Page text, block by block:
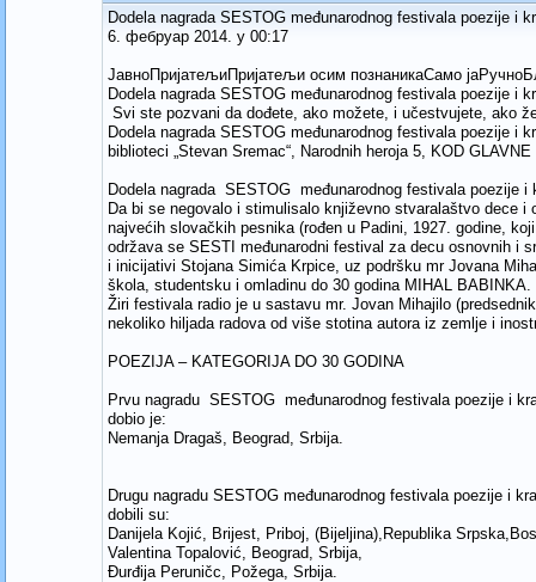
Dodela nagrada SESTOG međunarodnog festivala poezije i
6. фебруар 2014. у 00:17
ЈавноПријатељиПријатељи осим познаникаСамо
Dodela nagrada SESTOG međunarodnog festivala poezije i
Svi ste pozvani da dođete, ako možete, i učestvujete, ako
Dodela nagrada SESTOG međunarodnog festivala poezije i
biblioteci „Stevan Sremac“, Narodnih heroja 5, KOD
Dodela nagrada SESTOG međunarodnog festivala poezije
Da bi se negovalo i stimulisalo književno stvaralaštvo dece
najvećih slovačkih pesnika (rođen u Padini, 1927. godine,
održava se SESTI međunarodni festival za decu osnovnih i
i inicijativi Stojana Simića Krpice, uz podršku mr Jovana
škola, studentsku i omladinu do 30 godina MIHAL BABINKA.
Žiri festivala radio je u sastavu mr. Jovan Mihajilo
nekoliko hiljada radova od više stotina autora iz zemlje i
POEZIJA – KATEGORIJA DO 30 GODINA
Prvu nagradu SESTOG međunarodnog festivala poezije i
dobio je:
Nemanja Dragaš, Beograd, Srbija.
Drugu nagradu SESTOG međunarodnog festivala poezije i
dobili su:
Danijela Kojić, Brijest, Priboj, (Bijeljina),Republika
Valentina Topalović, Beograd, Srbija,
Đurđija Peruničc, Požega, Srbija.